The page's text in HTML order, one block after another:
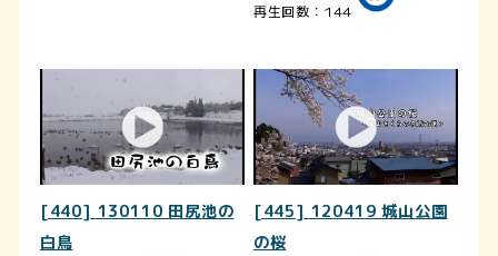
再生回数：144
[440] 130110 田尻池の
白鳥
[445] 120419 城山公園
の桜